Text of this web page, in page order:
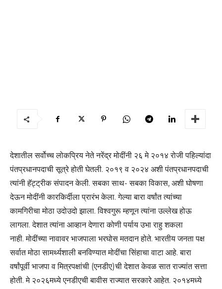
देशातील सर्वोच्च लोकप्रिय नेते नरेंद्र मोदींनी २६ मे २०१४ रोजी पहिल्यांदा
पंतप्रधानपदाची सूत्रे होती घेतली. २०१९ व २०२४ अशी पंतप्रधानपदाची
त्यांनी हॅट्ट्रीक संपादन केली. सबका साथ- सबका विकास, अशी घोषणा
देऊन मोदींनी कारकिर्दीला प्रारंभ केला. गेल्या बारा वर्षांत त्यांच्या
कामगिरीचा मोठा उदोउदो झाला. विश्वगुरू म्हणून त्यांना उल्लेख होऊ
लागला. देशात त्यांना आव्हान देणारा कोणी पर्याय उभा राहु शकला
नाही. मोदींच्या नावावर भाजपाला भरघोस मतदान होते. भारतीय जनता पक्ष
सर्वात मोठा सामर्थ्यशाली बनविण्यात मोदींचा सिंहाचा वाटा आहे. बारा
वर्षांपूर्वी भाजपा व मित्रपक्षांची (एनडीए)ची देशात केवळ सात राज्यांत सत्ता
होती. मे २०२६मध्ये एनडीएची बावीस राज्यात सरकारे आहेत. २०१४मध्ये